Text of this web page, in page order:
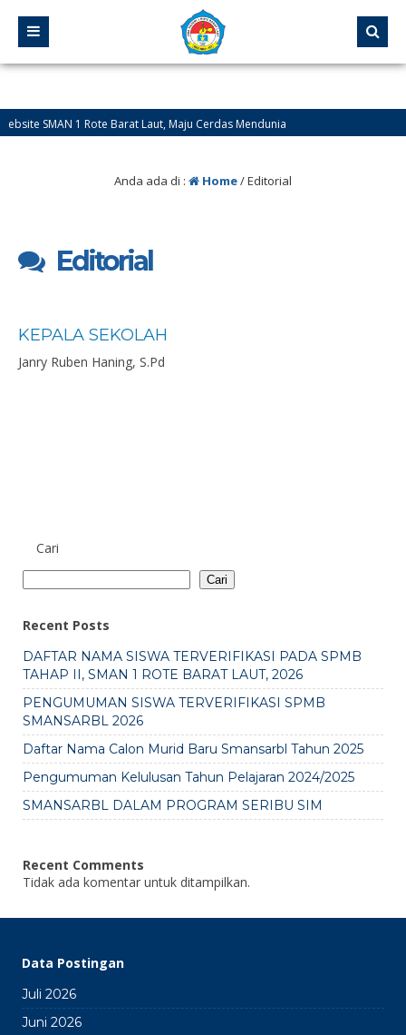
SMAN 1 Rote Barat Laut, Maju Cerdas Mendunia
Anda ada di : Home/Editorial
Editorial
KEPALA SEKOLAH
Janry Ruben Haning, S.Pd
Cari
Cari
Recent Posts
DAFTAR NAMA SISWA TERVERIFIKASI PADA SPMB
TAHAP II, SMAN 1 ROTE BARAT LAUT, 2026
PENGUMUMAN SISWA TERVERIFIKASI SPMB
SMANSARBL 2026
Daftar Nama Calon Murid Baru Smansarbl Tahun 2025
Pengumuman Kelulusan Tahun Pelajaran 2024/2025
SMANSARBL DALAM PROGRAM SERIBU SIM
Recent Comments
Tidak ada komentar untuk ditampilkan.
Data Postingan
Juli 2026
Juni 2026